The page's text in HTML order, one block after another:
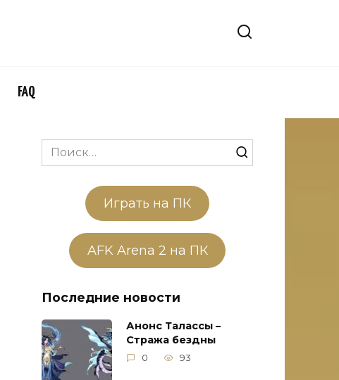
FAQ
Search
for:
Играть на ПК
AFK Arena 2 на ПК
Последние новости
Анонс Талассы –
Стража бездны
0 93